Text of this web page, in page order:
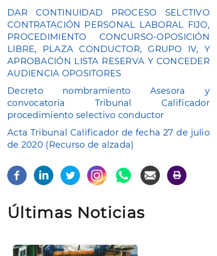
DAR CONTINUIDAD PROCESO SELCTIVO
CONTRATACIÓN PERSONAL LABORAL FIJO,
PROCEDIMIENTO CONCURSO-OPOSICIÓN
LIBRE, PLAZA CONDUCTOR, GRUPO IV, Y
APROBACIÓN LISTA RESERVA Y CONCEDER
AUDIENCIA OPOSITORES
Decreto nombramiento Asesora y
convocatoria Tribunal Calificador
procedimiento selectivo conductor
Acta Tribunal Calificador de fecha 27 de julio
de 2020 (Recurso de alzada)
Últimas Noticias